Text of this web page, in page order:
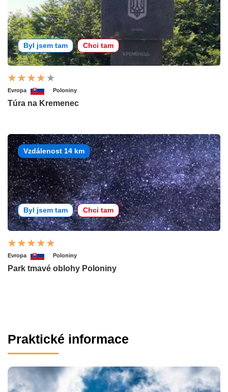
Byl jsem tam Chci tam
Evropa Poloniny
Túra na Kremenec
Vzdálenost 14 km
Byl jsem tam Chci tam
Evropa Poloniny
Park tmavé oblohy Poloniny
Praktické informace